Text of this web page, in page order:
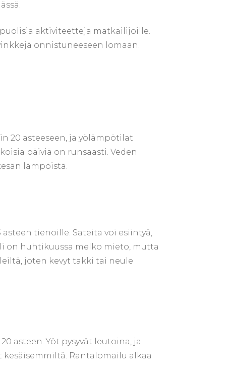
Aurinkorannikolla
aktiviteetteja matkailijoille.
onnistuneeseen lomaan.
20 asteeseen, ja yölämpötilat
päiviä on runsaasti. Veden
lämpöistä.
tienoille. Sateita voi esiintyä,
on huhtikuussa melko mieto, mutta
joten kevyt takki tai neule
asteen. Yöt pysyvät leutoina, ja
Rantalomailu alkaa